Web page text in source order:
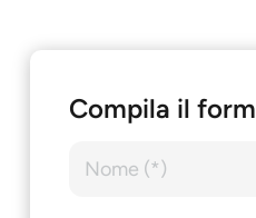
Compila il form